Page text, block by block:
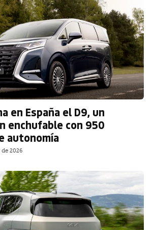
en España el D9, un
enchufable con 950
autonomía
2026